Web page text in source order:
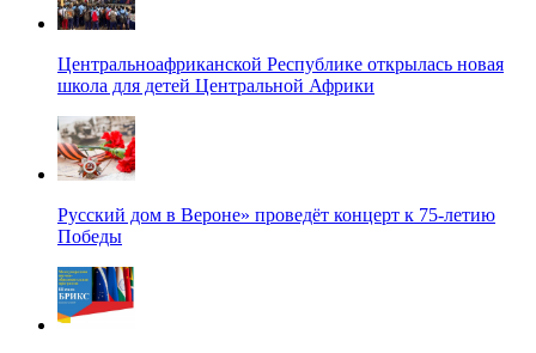
Центральноафриканской Республике открылась новая
школа для детей Центральной Африки
Русский дом в Вероне» проведёт концерт к 75-летию
Победы